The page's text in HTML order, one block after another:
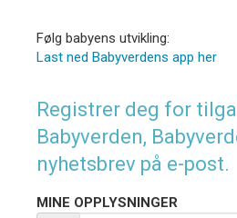
Følg babyens utvikling:
Last ned Babyverdens app her
Registrer deg for
Babyverden,
nyhetsbrev på e-post.
MINE OPPLYSNINGER